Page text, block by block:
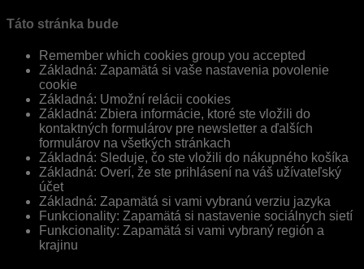
Táto stránka bude
Remember which cookies group you accepted
Základná: Zapamätá si vaše nastavenia povolenie
cookie
Základná: Umožní relácii cookies
Základná: Zbiera informácie, ktoré ste vložili do
kontaktných formulárov pre newsletter a ďalších
formulárov na všetkých stránkach
Základná: Sleduje, čo ste vložili do nákupného košíka
Základná: Overí, že ste prihlásení na váš užívateľský
účet
Základná: Zapamätá si vami vybranú verziu jazyka
Funkcionality: Zapamätá si nastavenie sociálnych sietí
Funkcionality: Zapamätá si vami vybraný región a
krajinu